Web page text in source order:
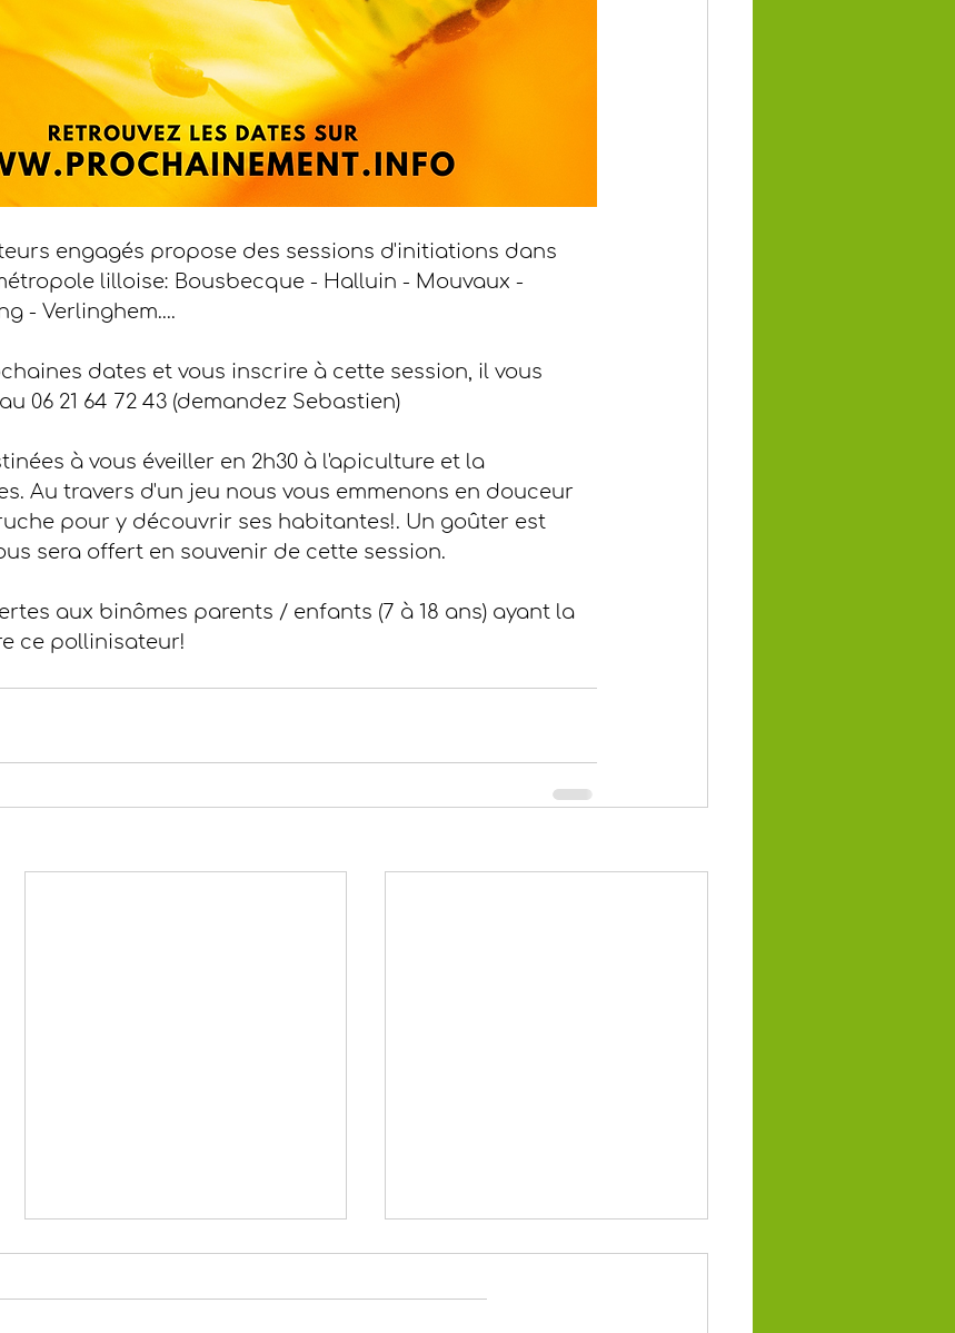
engagés propose des sessions d'initiations dans
lilloise: Bousbecque - Halluin - Mouvaux -
- Verlinghem....
dates et vous inscrire à cette session, il vous
06 21 64 72 43 (demandez Sebastien)
à vous éveiller en 2h30 à l'apiculture et la
Au travers d'un jeu nous vous emmenons en douceur
pour y découvrir ses habitantes!. Un goûter est
sera offert en souvenir de cette session.
aux binômes parents / enfants (7 à 18 ans) ayant la
ce pollinisateur!